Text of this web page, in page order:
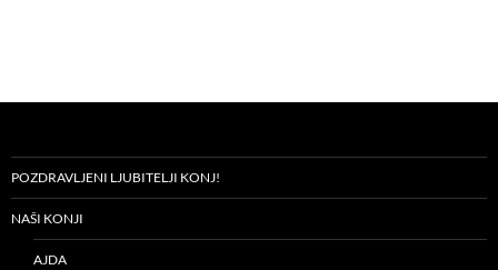
POZDRAVLJENI LJUBITELJI KONJ!
NAŠI KONJI
AJDA